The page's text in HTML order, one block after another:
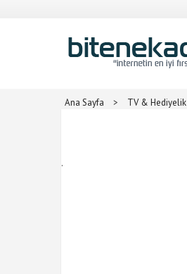
Ana Sayfa > TV & Hediyelik
.